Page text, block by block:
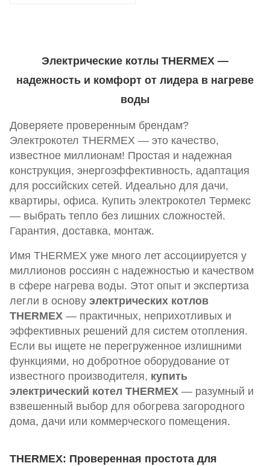
Электрические котлы THERMEX —
надежность и комфорт от лидера в нагреве
воды
Доверяете проверенным брендам?
Электрокотел THERMEX — это качество,
известное миллионам! Простая и надежная
конструкция, энергоэффективность, адаптация
для российских сетей. Идеально для дачи,
квартиры, офиса. Купить электрокотел Термекс
— выбрать тепло без лишних сложностей.
Гарантия, доставка, монтаж.
Имя THERMEX уже много лет ассоциируется у
миллионов россиян с надежностью и качеством
в сфере нагрева воды. Этот опыт и экспертиза
легли в основу электрических котлов
THERMEX — практичных, неприхотливых и
эффективных решений для систем отопления.
Если вы ищете не перегруженное излишними
функциями, но добротное оборудование от
известного производителя, купить
электрический котел THERMEX — разумный и
взвешенный выбор для обогрева загородного
дома, дачи или коммерческого помещения.
THERMEX: Проверенная простота для